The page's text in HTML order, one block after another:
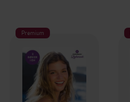
Premium